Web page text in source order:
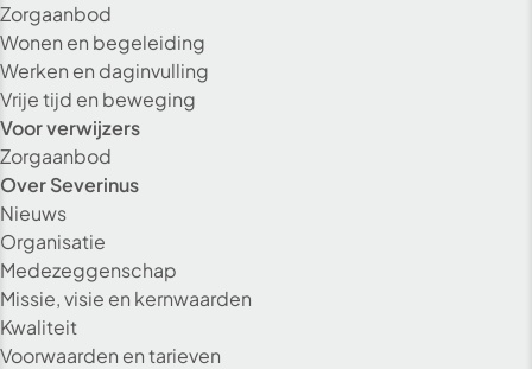
Zorgaanbod
Wonen en begeleiding
Werken en daginvulling
Vrije tijd en beweging
Voor verwijzers
Zorgaanbod
Over Severinus
Nieuws
Organisatie
Medezeggenschap
Missie, visie en kernwaarden
Kwaliteit
Voorwaarden en tarieven